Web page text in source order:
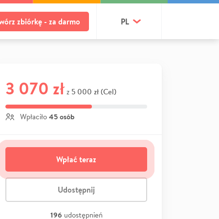
zbiórkę - za darmo PL
3 070 zł z 5 000 zł (Cel)
Wpłaciło 45 osób
Wpłać teraz
Udostępnij
196 udostępnień